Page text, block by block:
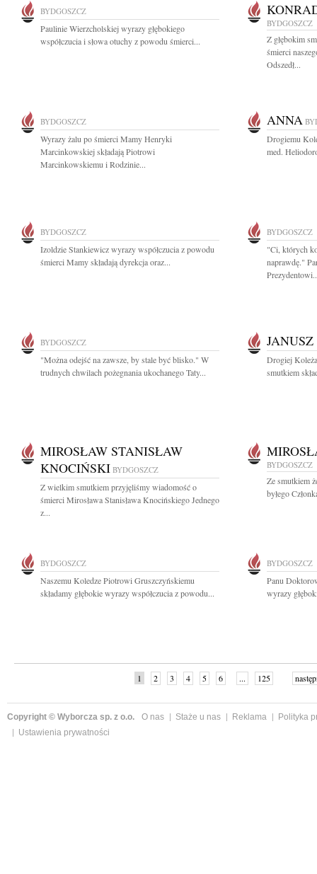
BYDGOSZCZ
Paulinie Wierzcholskiej wyrazy głębokiego
współczucia i słowa otuchy z powodu śmierci...
BYDGOSZCZ
Z głębokim
śmierci
Odszedł...
BYDGOSZCZ
Wyrazy żalu po śmierci Mamy Henryki
Marcinkowskiej składają Piotrowi
Marcinkowskiemu i Rodzinie...
ANNA
Drogiemu
med.
BYDGOSZCZ
Izoldzie Stankiewicz wyrazy współczucia z powodu
śmierci Mamy składają dyrekcja oraz...
BYDGOSZCZ
"Ci, których
naprawdę."
BYDGOSZCZ
"Można odejść na zawsze, by stale być blisko." W
trudnych chwilach pożegnania ukochanego Taty...
Drogiej
smutkiem
MIROSŁAW STANISŁAW
KNOCIŃSKI BYDGOSZCZ
Z wielkim smutkiem przyjęliśmy wiadomość o
śmierci Mirosława Stanisława Knocińskiego Jednego
z...
BYDGOSZCZ
Ze smutkiem
byłego
BYDGOSZCZ
Naszemu Koledze Piotrowi Gruszczyńskiemu
składamy głębokie wyrazy współczucia z powodu...
BYDGOSZCZ
Panu
wyrazy
1 2 3 4 5 6 ... 125
Copyright © Wyborcza sp. z o.o. O nas Staże u nas Reklama
Polityka
Ustawienia prywatności